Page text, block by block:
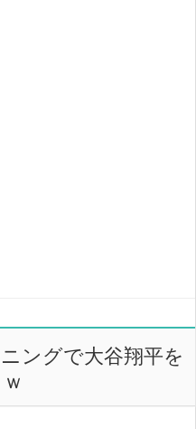
ングで大谷翔平を